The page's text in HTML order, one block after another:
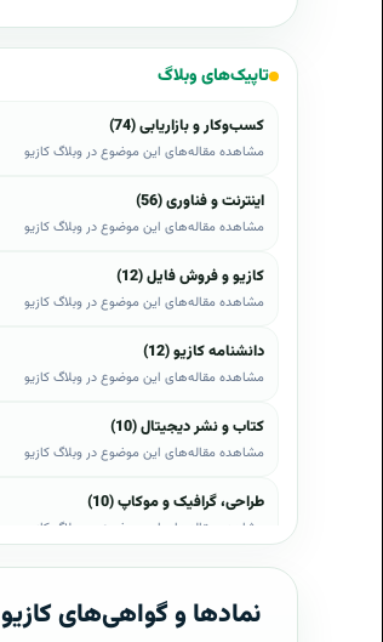
تاپیک‌های وبلاگ
کسب‌وکار و بازاریابی (74)
مشاهده مقاله‌های این موضوع در وبلاگ کازیو
اینترنت و فناوری (56)
مشاهده مقاله‌های این موضوع در وبلاگ کازیو
کازیو و فروش فایل (12)
مشاهده مقاله‌های این موضوع در وبلاگ کازیو
دانشنامه کازیو (12)
مشاهده مقاله‌های این موضوع در وبلاگ کازیو
کتاب و نشر دیجیتال (10)
مشاهده مقاله‌های این موضوع در وبلاگ کازیو
طراحی، گرافیک و موکاپ (10)
مشاهده مقاله‌های این موضوع در وبلاگ کازیو
مشاهده مقاله‌های این موضوع در وبلاگ کازیو
نمادها و گواهی‌های کازیو